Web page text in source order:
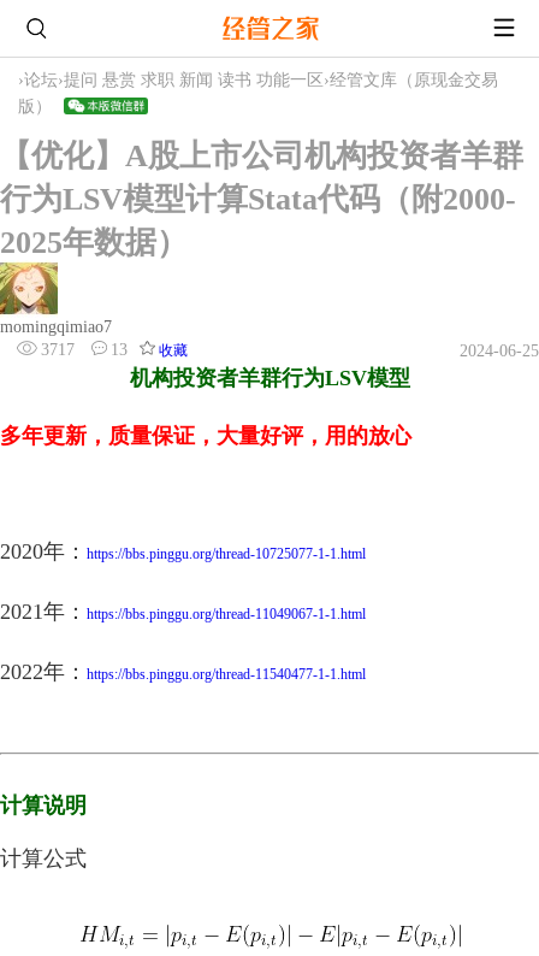
›论坛›提问 悬赏 求职 新闻 读书 功能一区 ›经管文库（原现金交易
版）
【优化】A股上市公司机构投资者羊群
行为LSV模型计算Stata代码（附2000-
2025年数据）
momingqimiao7
3717
13 收藏 2024-06-25
机构投资者羊群行为LSV模型
多年更新，质量保证，大量好评，用的放心
2020年： https://bbs.pinggu.org/thread-10725077-1-1.html
2021年： https://bbs.pinggu.org/thread-11049067-1-1.html
2022年： https://bbs.pinggu.org/thread-11540477-1-1.html
计算说明
计算公式